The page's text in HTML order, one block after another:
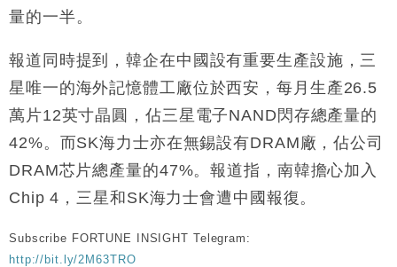
16:05
財經｜日經失守6.5萬點後回穩 全周仍升近2%
15:47
財經｜恒隆10月換帥 玩具「反」斗城亞洲CEO蔡德
粦接任
15:11
財經｜韓股反覆波動收跌 連挫7周創逾3年最長跌勢
13:44
財經｜內地7月美元計價出口增近24%勝預期 貿易順
差達1125億美元
12:44
財經｜日本春季三度入市撐日圓 4月單日斥6.28萬億
日圓干預創新高
11:12
國際｜特朗普料美伊戰事快結束 承認部分彈藥庫存緊
量的一半。
報道同時提到，韓企在中國設有重要生產設施，三
星唯一的海外記憶體工廠位於西安，每月生產26.5
萬片12英寸晶圓，佔三星電子NAND閃存總產量的
42%。而SK海力士亦在無錫設有DRAM廠，佔公司
DRAM芯片總產量的47%。報道指，南韓擔心加入
Chip 4，三星和SK海力士會遭中國報復。
Subscribe FORTUNE INSIGHT Telegram:
http://bit.ly/2M63TRO